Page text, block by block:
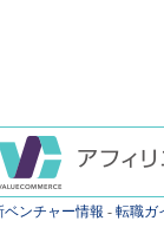
ベンチャー情報 - 転職ガ